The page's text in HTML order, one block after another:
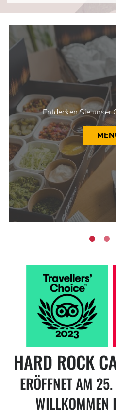
Entdecken Sie
HARD ROCK
ERÖFFNET AM
WILLKOMMEN